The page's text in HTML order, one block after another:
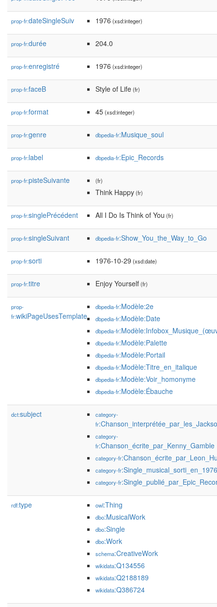
prop-fr:dateSingleSuiv 1976 (xsd:integer)
prop-fr:durée 204.0
prop-fr:enregistré 1976 (xsd:integer)
prop-fr:faceB Style of Life(fr)
prop-fr:format 45(xsd:integer)
prop-fr:genre dbpedia-fr:Musique_soul
prop-fr:label dbpedia-fr:Epic_Records
prop-fr:pisteSuivante (fr)
Think Happy(fr)
prop-fr:singlePrécédent All I Do Is Think of You (fr)
prop-fr:singleSuivant dbpedia-fr:Show_You_the_Way_to_Go
prop-fr:sorti 1976-10-29 (xsd:date)
prop-fr:titre Enjoy Yourself(fr)
prop-
fr:wikiPageUsesTemplate
dbpedia-fr:Modèle:2e
dbpedia-fr:Modèle:Date
dbpedia-fr
dbpedia-fr:Modèle:Palette
dbpedia-fr:Modèle:Portail
dbpedia-fr:Modèle:Titre_en_italique
dbpedia-fr:Modèle:Voir_homonyme
dbpedia-fr:Modèle:Ébauche
dct:subject
category-
fr
category-
fr:Chanson_écrite_par_Kenny_Gamble
category-fr
category-fr:Single_musical_sorti_en_1976
category-fr
rdf:type owl:Thing
dbo:MusicalWork
dbo:Single
dbo:Work
schema:CreativeWork
wikidata:Q134556
wikidata:Q2188189
wikidata:Q386724